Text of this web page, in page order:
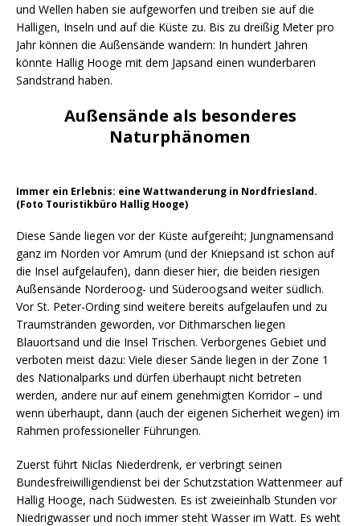
und Wellen haben sie aufgeworfen und treiben sie auf die
Halligen, Inseln und auf die Küste zu. Bis zu dreißig Meter pro
Jahr können die Außensände wandern: In hundert Jahren
könnte Hallig Hooge mit dem Japsand einen wunderbaren
Sandstrand haben.
Außensände als besonderes
Naturphänomen
Immer ein Erlebnis: eine Wattwanderung in Nordfriesland.
(Foto Touristikbüro Hallig Hooge)
Diese Sände liegen vor der Küste aufgereiht; Jungnamensand
ganz im Norden vor Amrum (und der Kniepsand ist schon auf
die Insel aufgelaufen), dann dieser hier, die beiden riesigen
Außensände Norderoog- und Süderoogsand weiter südlich.
Vor St. Peter-Ording sind weitere bereits aufgelaufen und zu
Traumstränden geworden, vor Dithmarschen liegen
Blauortsand und die Insel Trischen. Verborgenes Gebiet und
verboten meist dazu: Viele dieser Sände liegen in der Zone 1
des Nationalparks und dürfen überhaupt nicht betreten
werden, andere nur auf einem genehmigten Korridor – und
wenn überhaupt, dann (auch der eigenen Sicherheit wegen) im
Rahmen professioneller Führungen.
Zuerst führt Niclas Niederdrenk, er verbringt seinen
Bundesfreiwilligendienst bei der Schutzstation Wattenmeer auf
Hallig Hooge, nach Südwesten. Es ist zweieinhalb Stunden vor
Niedrigwasser und noch immer steht Wasser im Watt. Es weht